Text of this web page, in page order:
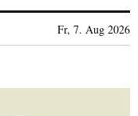
Fr, 7. Aug 2026